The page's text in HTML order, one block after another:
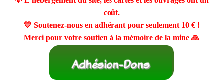
coût.
💛 Soutenez-nous en adhérant pour seulement 10 €!
Merci pour votre soutien à la mémoire de la mine 🙏